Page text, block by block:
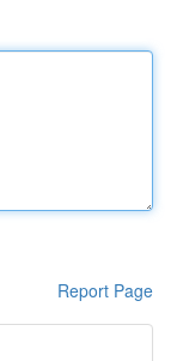
Report Page